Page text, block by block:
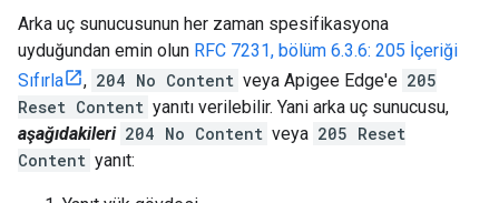
Arka uç sunucusunun her zaman spesifikasyona
uyduğundan emin olun RFC 7231, bölüm 6.3.6: 205 İçeriği
Sıfırla
, 204 No Content veya Apigee Edge'e 205
Reset Content yanıtı verilebilir. Yani arka uç sunucusu,
aşağıdakileri 204 No Content veya 205 Reset
Content yanıt: